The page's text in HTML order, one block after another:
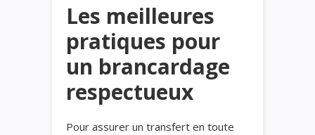
Les meilleures
pratiques pour
un brancardage
respectueux
Pour assurer un transfert en toute